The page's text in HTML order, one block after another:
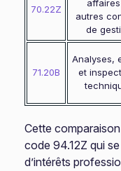
70.22Z
autres
de
71.20B
Analyses,
et
Cette
code 94.12Z qui
d’intérêts